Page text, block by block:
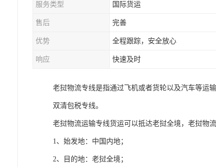
服务类型 国际货运
售后 完善
优势 全程跟踪，安全放心
响应 快速及时
老挝物流专线是指通过飞机或者货轮以及汽车等运
双清包税专线。
老挝物流运输专线货运可以抵达老挝全境，老挝物
1、始发地：中国内地；
2、目的地：老挝全境；